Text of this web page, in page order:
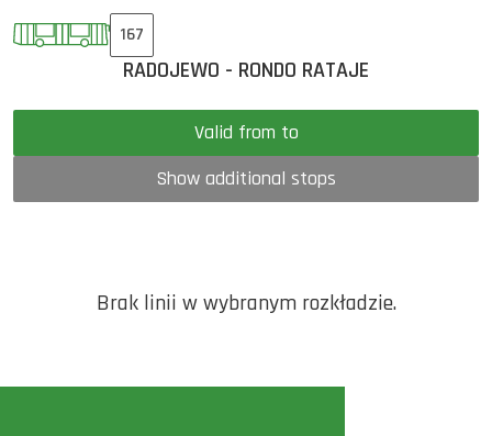
167
RADOJEWO - RONDO RATAJE
Valid from to
Show additional stops
Brak linii w wybranym rozkładzie.